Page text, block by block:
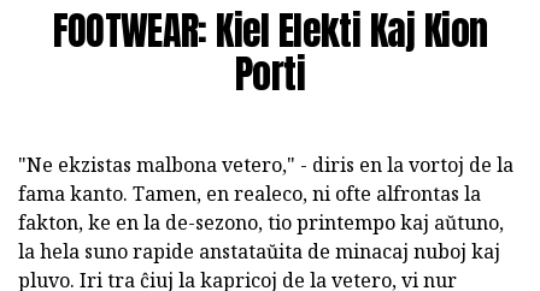
FOOTWEAR: Kiel Elekti Kaj Kion
Porti
"Ne ekzistas malbona vetero," - diris en la vortoj de la
fama kanto. Tamen, en realeco, ni ofte alfrontas la
fakton, ke en la de-sezono, tio printempo kaj aŭtuno,
la hela suno rapide anstataŭita de minacaj nuboj kaj
pluvo. Iri tra ĉiuj la kapricoj de la vetero, vi nur